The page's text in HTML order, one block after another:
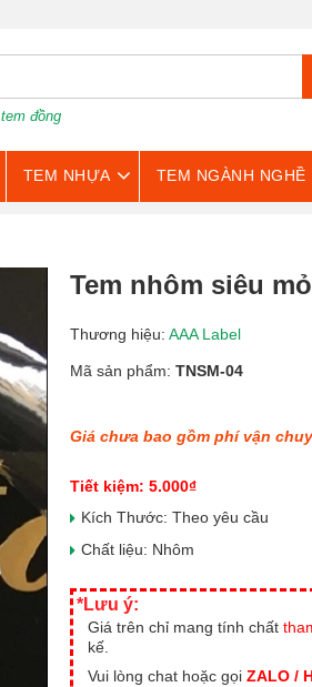
tem đồng
TEM NHỰA TEM NGÀNH NGHỀ
Tem nhôm siêu
Thương hiệu: AAA Label
Mã sản phẩm: TNSM-04
Giá chưa bao gồm phí vận
Tiết kiệm: 5.000₫
Kích Thước: Theo yêu cầu
Chất liệu: Nhôm
*Lưu ý:
Giá trên chỉ mang tính chất
kế.
Vui lòng chat hoặc gọi ZALO /